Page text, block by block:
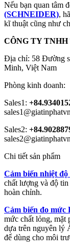
Nếu bạn quan tâm
(SCHNEIDER),
kĩ thuật cũng như
CÔNG TY
Địa chỉ: 58 Đường
Minh, Việt Nam
Phòng kinh doanh:
Sales1:
Sales2:
Chi tiết sản phẩm
Cảm biến nhiệt
chất lượng và độ
hoàn chỉnh.
Cảm biến đo
mức chất lỏng, mặt
dựa trên nguyên lý
để dùng cho môi